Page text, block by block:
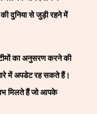
दुनिया से जुड़ी रहने में
का अनुसरण करने की
में अपडेट रह सकते हैं।
मिलते हैं जो आपके